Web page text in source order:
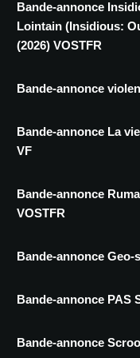
Bande-annonce
Lointain (Insidious:
(2026) VOSTFR
Bande-annonce
Bande-annonce La
VF
Bande-annonce
VOSTFR
Bande-annonce Geo-
Bande-annonce PAS
Bande-annonce